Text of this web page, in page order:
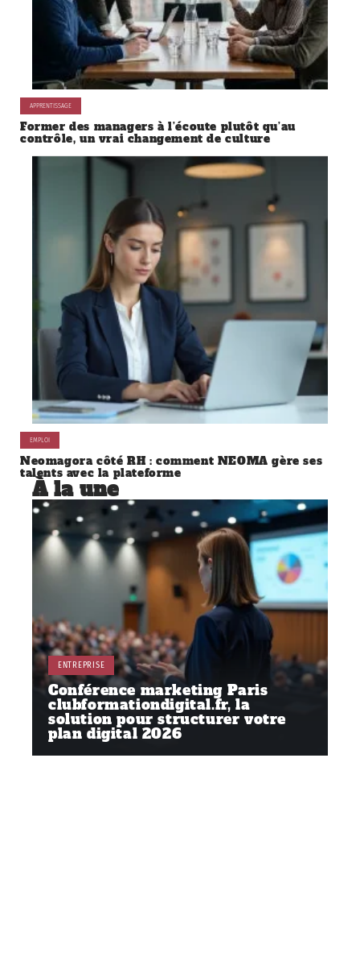
APPRENTISSAGE
Former des managers à l’écoute plutôt qu’au
contrôle, un vrai changement de culture
EMPLOI
Neomagora côté RH : comment NEOMA gère ses
talents avec la plateforme
À la une
ENTREPRISE
Conférence marketing Paris
clubformationdigital.fr, la
solution pour structurer votre
plan digital 2026